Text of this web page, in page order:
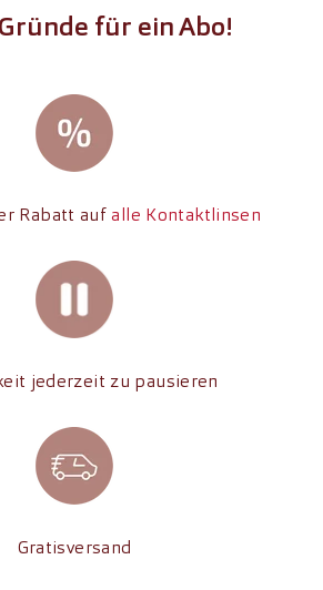
für ein Abo!
Rabatt aufalle Kontaktlinsen
jederzeit zu pausieren
Gratisversand